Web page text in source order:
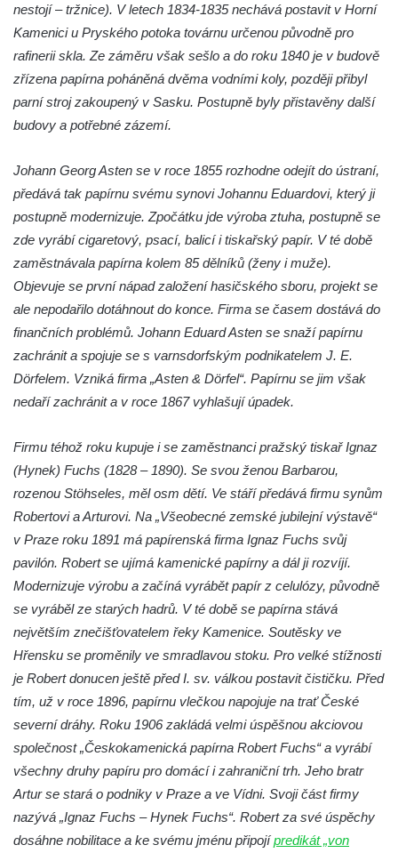
Sala terrena u zámku Mnichovo Hradiště
Původní převodové kolo z miřejovické
elektrárny na břehu Vltavy v Kralupech nad
Původní regulátor otáček z miřejovické
elektrárny na břehu Vltavy v Kralupech nad
Vltavou
Květinové hodiny v ulici Boženy Němcové v
Chomutově
Obří sedačky v Čermákových sadech v
Bývalá pozorovatelna civilní obrany na
Altán v areálu Zahnovy vily v Kamenickém
Šenově
Zděný Holubí dům u čp. 297 v Luhu v
Raspenavě
Gloriet na kolonádě v Lázních Libverda
Altán Eduardova pramene na kolonádě v
Lázních Libverda
Fara ve Valči
Pozůstatky vodní kaskády v zámeckém
parku ve Valči
Teatron v zámeckém parku ve Valči
Zámecký skleník ve Valči
Gloriet (vyhlídkový altán) v zámecké
nestojí – tržnice). V letech 1834-1835 nechává postavit v Horní
Kamenici u Pryského potoka továrnu určenou původně pro
rafinerii skla. Ze záměru však sešlo a do roku 1840 je v budově
zřízena papírna poháněná dvěma vodními koly, později přibyl
parní stroj zakoupený v Sasku. Postupně byly přistavěny další
budovy a potřebné zázemí.
Johann Georg Asten se v roce 1855 rozhodne odejít do ústraní,
předává tak papírnu svému synovi Johannu Eduardovi, který ji
postupně modernizuje. Zpočátku jde výroba ztuha, postupně se
zde vyrábí cigaretový, psací, balicí i tiskařský papír. V té době
zaměstnávala papírna kolem 85 dělníků (ženy i muže).
Objevuje se první nápad založení hasičského sboru, projekt se
ale nepodařilo dotáhnout do konce. Firma se časem dostává do
finančních problémů. Johann Eduard Asten se snaží papírnu
zachránit a spojuje se s varnsdorfským podnikatelem J. E.
Dörfelem. Vzniká firma „Asten & Dörfel“. Papírnu se jim však
nedaří zachránit a v roce 1867 vyhlašují úpadek.
Firmu téhož roku kupuje i se zaměstnanci pražský tiskař Ignaz
(Hynek) Fuchs (1828 – 1890). Se svou ženou Barbarou,
rozenou Stöhseles, měl osm dětí. Ve stáří předává firmu synům
Robertovi a Arturovi. Na „Všeobecné zemské jubilejní výstavě“
v Praze roku 1891 má papírenská firma Ignaz Fuchs svůj
pavilón. Robert se ujímá kamenické papírny a dál ji rozvíjí.
Modernizuje výrobu a začíná vyrábět papír z celulózy, původně
se vyráběl ze starých hadrů. V té době se papírna stává
největším znečišťovatelem řeky Kamenice. Soutěsky ve
Hřensku se proměnily ve smradlavou stoku. Pro velké stížnosti
je Robert donucen ještě před I. sv. válkou postavit čističku. Před
tím, už v roce 1896, papírnu vlečkou napojuje na trať České
severní dráhy. Roku 1906 zakládá velmi úspěšnou akciovou
společnost „Českokamenická papírna Robert Fuchs“ a vyrábí
všechny druhy papíru pro domácí i zahraniční trh. Jeho bratr
Artur se stará o podniky v Praze a ve Vídni. Svoji část firmy
nazývá „Ignaz Fuchs – Hynek Fuchs“. Robert za své úspěchy
dosáhne nobilitace a ke svému jménu připojípredikát „von